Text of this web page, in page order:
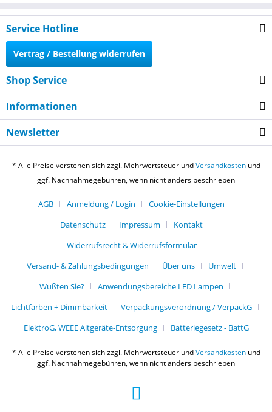
Service Hotline
Vertrag / Bestellung widerrufen
Shop Service
Informationen
Newsletter
* Alle Preise verstehen sich zzgl. Mehrwertsteuer undVersandkostenund
ggf. Nachnahmegebühren, wenn nicht anders beschrieben
AGB Anmeldung / Login
Cookie-Einstellungen
Datenschutz
Impressum
Kontakt
Widerrufsrecht & Widerrufsformular
Versand- & Zahlungsbedingungen
Über uns
Umwelt
Wußten Sie?
Anwendungsbereiche LED Lampen
Lichtfarben + Dimmbarkeit
Verpackungsverordnung / VerpackG
ElektroG, WEEE Altgeräte-Entsorgung
Batteriegesetz - BattG
* Alle Preise verstehen sich zzgl. Mehrwertsteuer undVersandkostenund
ggf. Nachnahmegebühren, wenn nicht anders beschrieben